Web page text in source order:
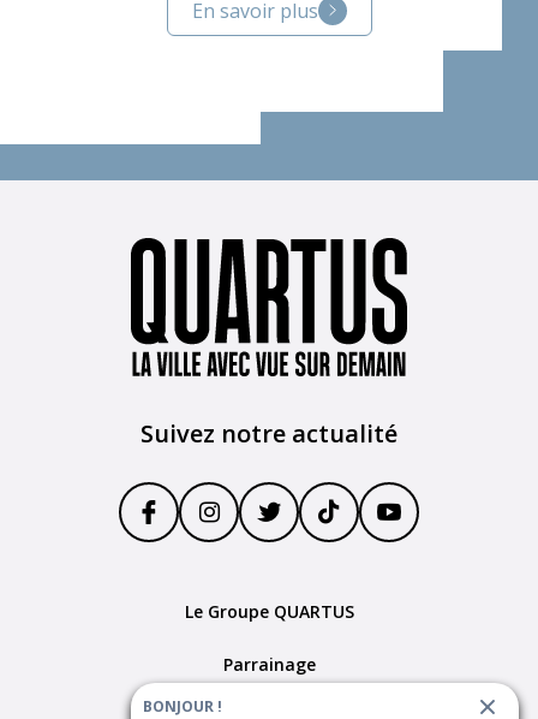
En savoir plus
Suivez notre actualité
Le Groupe QUARTUS
Parrainage
BONJOUR !